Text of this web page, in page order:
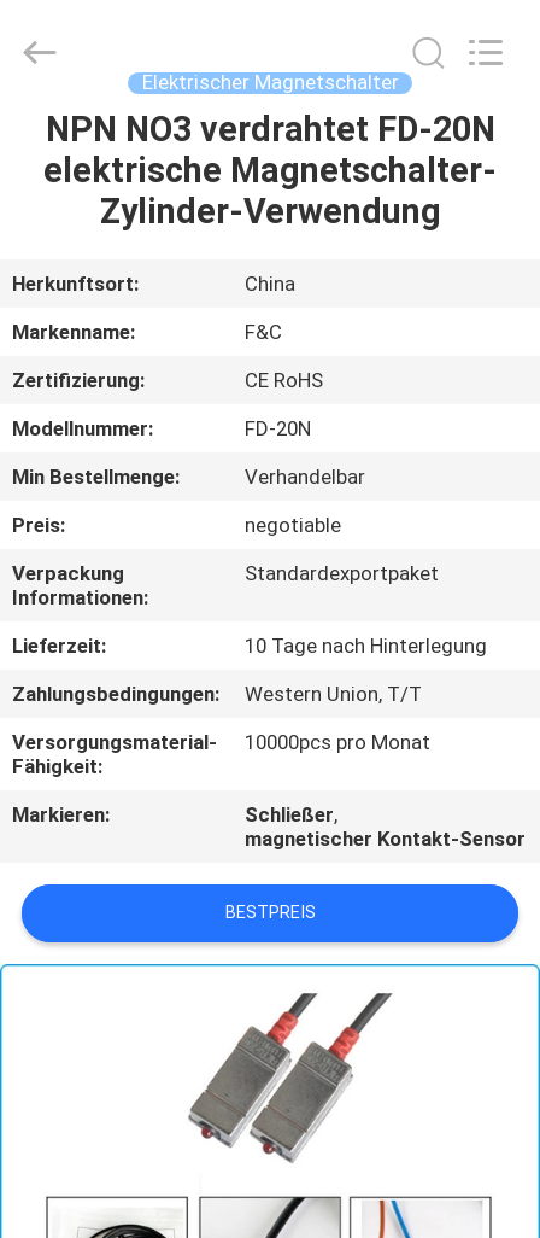
HAUS
PRODUKTE
ÜBER
UNS
FABRIK-
AUSFLUG
QUALITÄTSKONTROLLE
TRETEN
SIE
MIT
IN
VERBINDUNG
FORDERN
SIE
EIN
NACHRICHTEN
automationsensors.com.
Reserved.
Elektrischer Magnetschalter
NPN NO3 verdrahtet FD-20N
elektrische Magnetschalter-
Zylinder-Verwendung
Herkunftsort:
China
Markenname:
F&C
Zertifizierung:
CE RoHS
Modellnummer:
FD-20N
Min Bestellmenge:
Verhandelbar
Preis:
negotiable
Verpackung
Informationen:
Standardexportpaket
Lieferzeit:
10 Tage nach Hinterlegung
Zahlungsbedingungen:
Western Union, T/T
Versorgungsmaterial-
Fähigkeit:
10000pcs pro Monat
Markieren: Schließer,
magnetischer Kontakt-Sensor
BESTPREIS